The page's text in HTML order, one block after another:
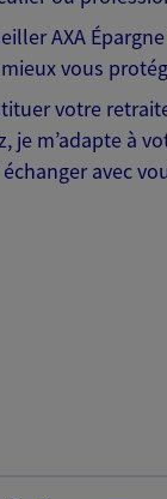
AXA
vous
votre
je m’adapte à
avec